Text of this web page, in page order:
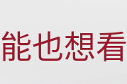
也想看